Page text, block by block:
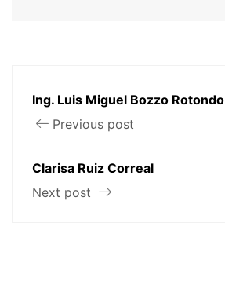
Ing. Luis Miguel Bozzo Rotondo
Previous post
Clarisa Ruiz Correal
Next post